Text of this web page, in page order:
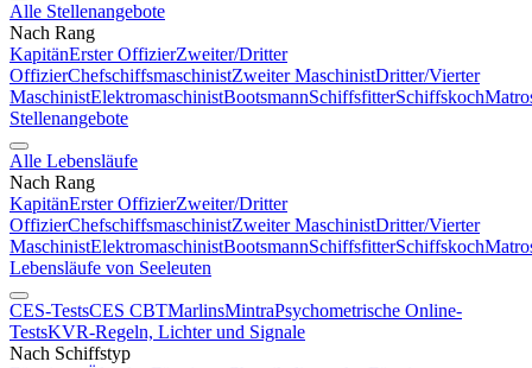
Alle Stellenangebote
Nach Rang
KapitänErster OffizierZweiter/Dritter
OffizierChefschiffsmaschinistZweiter MaschinistDritter/Vierter
MaschinistElektromaschinistBootsmannSchiffsfitterSchiffskoch
Stellenangebote
Alle Lebensläufe
Nach Rang
KapitänErster OffizierZweiter/Dritter
OffizierChefschiffsmaschinistZweiter MaschinistDritter/Vierter
MaschinistElektromaschinistBootsmannSchiffsfitterSchiffskoch
Lebensläufe von Seeleuten
CES-TestsCES CBTMarlinsMintraPsychometrische Online-
TestsKVR-Regeln, Lichter und Signale
Nach Schiffstyp